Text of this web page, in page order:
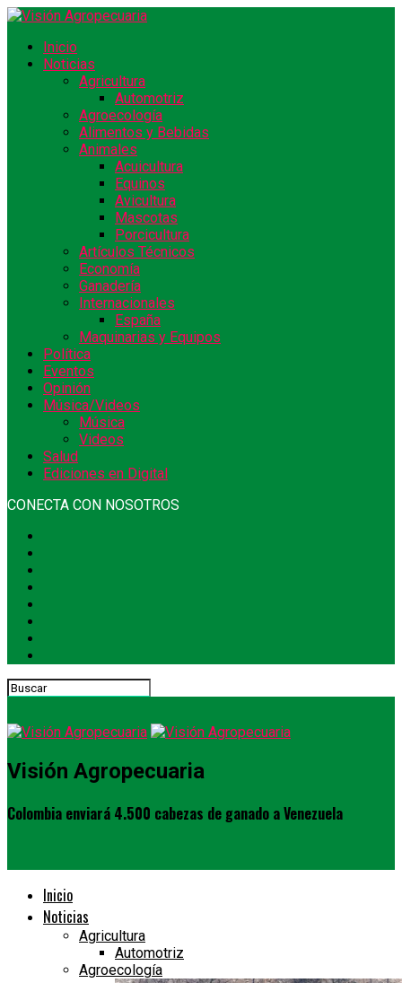
Inicio
Noticias
Agricultura
Automotriz
Agroecología
Alimentos y Bebidas
Animales
Acuicultura
Equinos
Avicultura
Mascotas
Porcicultura
Artículos Técnicos
Economía
Ganadería
Internacionales
España
Maquinarias y Equipos
Política
Eventos
Opinión
Música/Videos
Música
Videos
Salud
Ediciones en Digital
CONECTA CON NOSOTROS
Visión Agropecuaria
Colombia enviará 4.500 cabezas de ganado a Venezuela
Inicio
Noticias
Agricultura
Automotriz
Agroecología